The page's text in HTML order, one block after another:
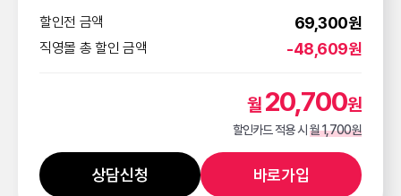
할인전 금액 69,300원
직영몰 총 할인 금액 -48,609원
월 20,700원
할인카드 적용 시 월 1,700원
상담신청 바로가입